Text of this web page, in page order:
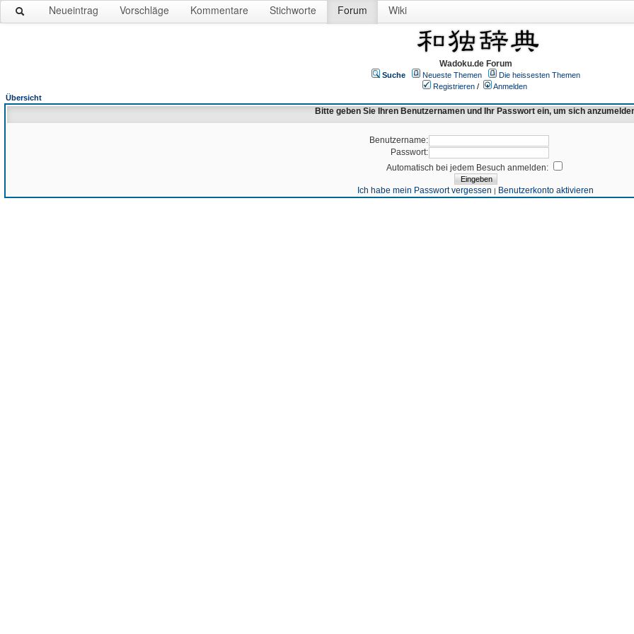
Neueintrag Vorschläge Kommentare Stichworte Forum Wiki
Wadoku.de Forum
Suche Neueste Themen
Die heissesten Themen
Registrieren /
Anmelden
Übersicht
Bitte geben Sie Ihren Benutzernamen und Ihr Passwort ein, um sich
Benutzername:
Passwort:
Automatisch bei jedem Besuch anmelden:
Ich habe mein Passwort vergessen | Benutzerkonto aktivieren